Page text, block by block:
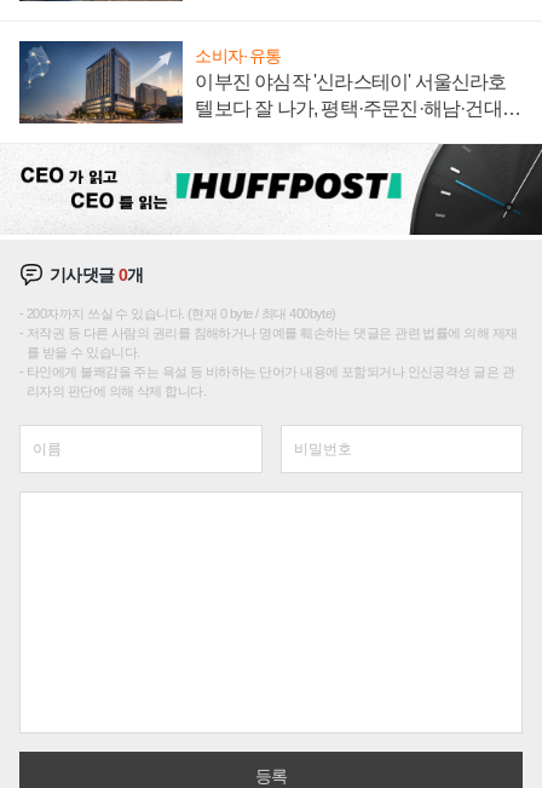
소비자·유통
이부진 야심작 '신라스테이' 서울신라호
텔보다 잘 나가, 평택·주문진·해남·건대로
기사댓글0개
200자까지 쓰실 수 있습니다. (현재 0 byte / 최대 400byte)
저작권 등 다른 사람의 권리를 침해하거나 명예를 훼손하는 댓글은 관련 법률에 의해 제재
를 받을 수 있습니다.
타인에게 불쾌감을 주는 욕설 등 비하하는 단어가 내용에 포함되거나 인신공격성 글은 관
리자의 판단에 의해 삭제 합니다.